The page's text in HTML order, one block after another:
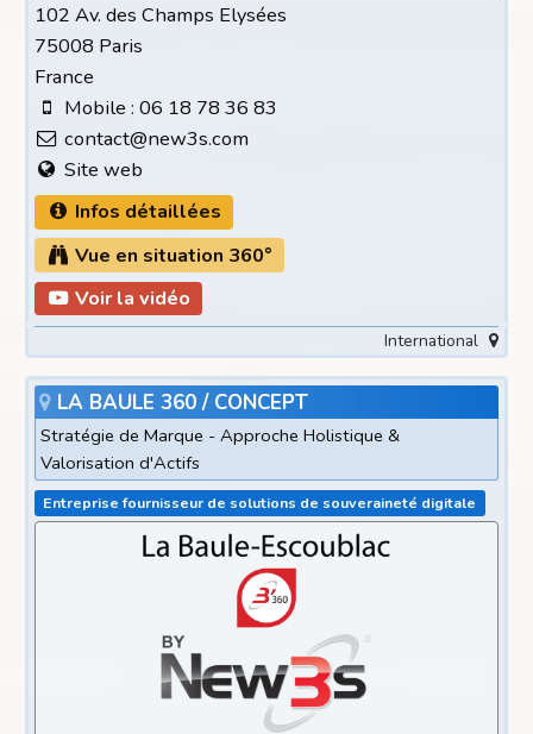
102 Av. des Champs Elysées
75008 Paris
France
Mobile : 06 18 78 36 83
contact@new3s.com
Site web
Infos détaillées
Vue en situation 360°
Voir la vidéo
International
LA BAULE 360 / CONCEPT
Stratégie de Marque - Approche Holistique &
Valorisation d'Actifs
Entreprise fournisseur de solutions de souveraineté digitale